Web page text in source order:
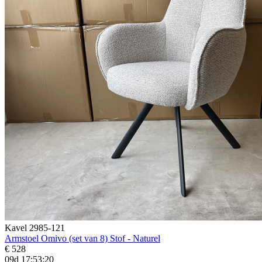
Kavel 2985-121
Armstoel Omivo (set van 8) Stof - Naturel
€ 528
09d 17:53:19